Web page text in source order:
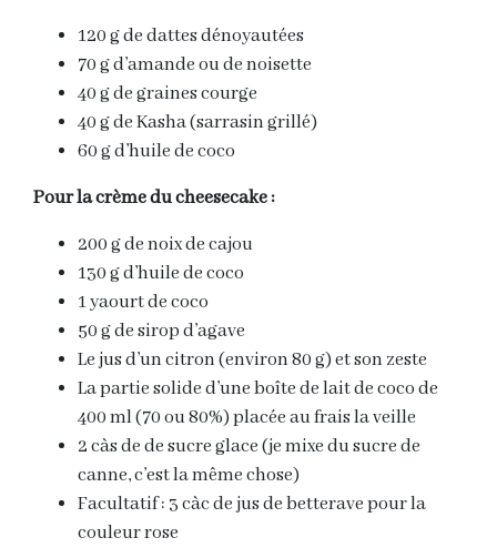
120 g de dattes dénoyautées
70 g d’amande ou de noisette
40 g de graines courge
40 g de Kasha (sarrasin grillé)
60 g d’huile de coco
Pour la crème du cheesecake :
200 g de noix de cajou
130 g d’huile de coco
1 yaourt de coco
50 g de sirop d’agave
Le jus d’un citron (environ 80 g) et son zeste
La partie solide d’une boîte de lait de coco de
400 ml (70 ou 80%) placée au frais la veille
2 càs de de sucre glace (je mixe du sucre de
canne, c’est la même chose)
Facultatif : 3 càc de jus de betterave pour la
couleur rose